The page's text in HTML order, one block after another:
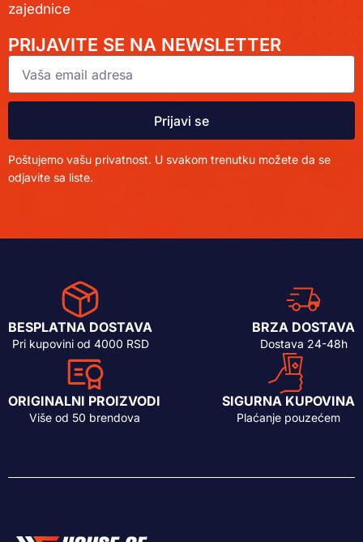
zajednice
PRIJAVITE SE NA NEWSLETTER
Prijavi se
Poštujemo vašu privatnost. U svakom trenutku možete da se
odjavite sa liste.
BESPLATNA DOSTAVA
Pri kupovini od 4000 RSD
BRZA DOSTAVA
Dostava 24-48h
ORIGINALNI PROIZVODI
Više od 50 brendova
SIGURNA KUPOVINA
Plaćanje pouzećem